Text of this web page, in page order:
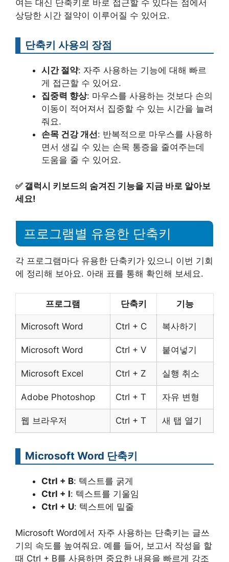
여는 대신 단축키로 바로 접근할 수 있다는 점에서
상당한 시간 절약이 이루어질 수 있어요.
단축키 사용의 장점
시간 절약: 자주 사용하는 기능에 대해 빠르
게 접근할 수 있어요.
집중력 향상: 마우스를 사용하는 것보다 손의
이동이 적어져서 집중할 수 있는 시간을 늘려
줘요.
손목 건강 개선: 반복적으로 마우스를 사용하
면서 생길 수 있는 손목 통증을 줄여주는데
도움을 줄 수 있어요.
✅ 갤럭시 키보드의 숨겨진 기능을 지금 바로 알아보
세요!
프로그램별 유용한 단축키
각 프로그램마다 유용한 단축키가 있으니 이번 기회
에 정리해 보아요. 아래 표를 통해 확인해 보세요.
프로그램 단축키 기능
Microsoft Word Ctrl + C 복사하기
Microsoft Word Ctrl + V 붙여넣기
Microsoft Excel Ctrl + Z 실행 취소
Adobe Photoshop Ctrl + T 자유 변형
웹 브라우저 Ctrl + T 새 탭 열기
Microsoft Word 단축키
Ctrl + B: 텍스트를 굵게
Ctrl + I: 텍스트를 기울임
Ctrl + U: 텍스트에 밑줄
Microsoft Word에서 자주 사용하는 단축키는 글쓰
기의 속도를 높여줘요. 예를 들어, 보고서 작성을 할
때 Ctrl + B를 사용하면 중요한 내용을 빠르게 강조